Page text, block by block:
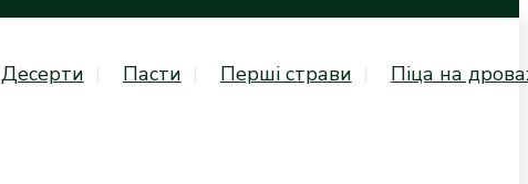
Десерти Пасти Перші страви
Піца на